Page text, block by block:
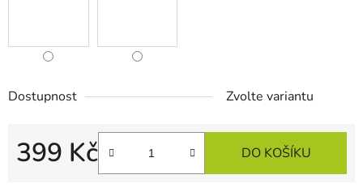
Dostupnost Zvolte variantu
399 Kč DO KOŠÍKU